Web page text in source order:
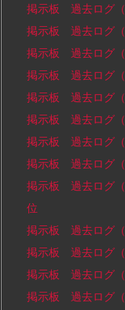
掲示板 過去ログ
掲示板 過去ログ
掲示板 過去ログ
掲示板 過去ログ（
掲示板 過去ログ
掲示板 過去ログ
掲示板 過去ログ
掲示板 過去ログ
掲示板 過去ログ（
位
掲示板 過去ログ
掲示板 過去ログ
掲示板 過去ログ
掲示板 過去ログ